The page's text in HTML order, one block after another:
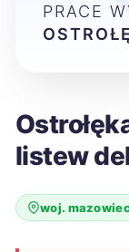
listew
woj.
PRACE